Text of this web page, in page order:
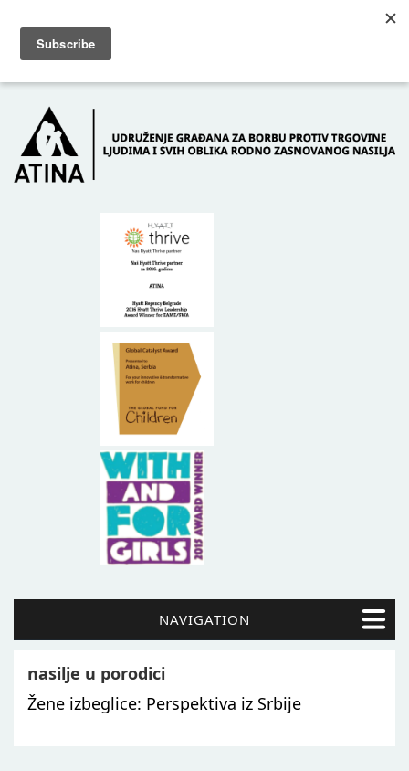
POČETNA O NAMA
NAVIGATION
nasilje u porodici
Žene izbeglice: Perspektiva iz Srbije